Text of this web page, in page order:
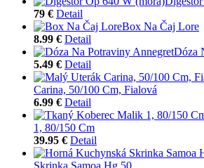
79 € Detail
Box Na Čaj Lore
8.99 € Detail
Dóza
5.49 € Detail
Carina, 50/100 Cm, Fialová
6.99 € Detail
1, 80/150 Cm
39.95 € Detail
Skrinka Samoa Hg 50